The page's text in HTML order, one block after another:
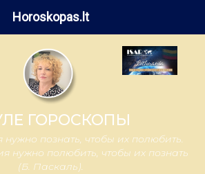
ГОРОСКОПЫ
познать, чтобы их полюбить.
нужно полюбить, чтобы их познать
(Б. Паскаль).
Horoskopas.lt